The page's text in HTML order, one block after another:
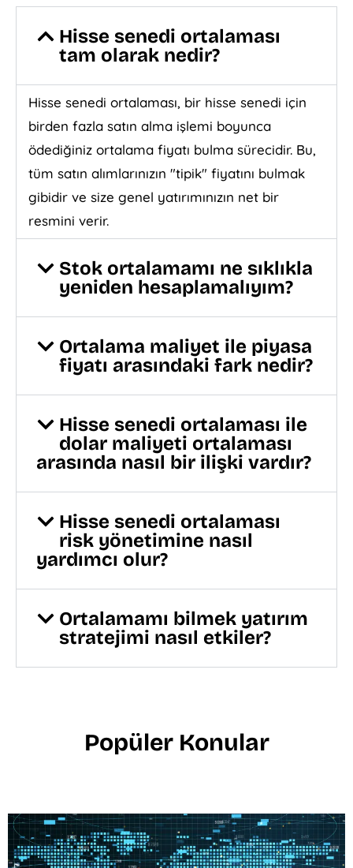
Hisse senedi ortalaması
tam olarak nedir?
Hisse senedi ortalaması, bir hisse senedi için
birden fazla satın alma işlemi boyunca
ödediğiniz ortalama fiyatı bulma sürecidir. Bu,
tüm satın alımlarınızın "tipik" fiyatını bulmak
gibidir ve size genel yatırımınızın net bir
resmini verir.
Stok ortalamamı ne sıklıkla
yeniden hesaplamalıyım?
Ortalama maliyet ile piyasa
fiyatı arasındaki fark nedir?
Hisse senedi ortalaması ile
dolar maliyeti ortalaması
arasında nasıl bir ilişki vardır?
Hisse senedi ortalaması
risk yönetimine nasıl
yardımcı olur?
Ortalamamı bilmek yatırım
stratejimi nasıl etkiler?
Popüler Konular